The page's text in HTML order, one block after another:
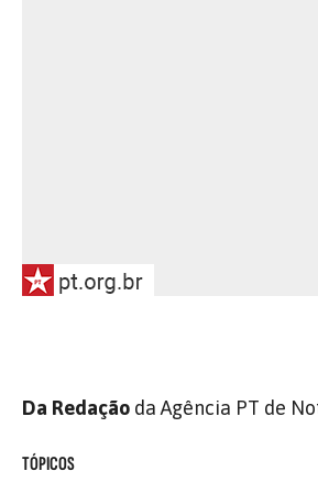
Da Redação da Agência PT de
TÓPICOS